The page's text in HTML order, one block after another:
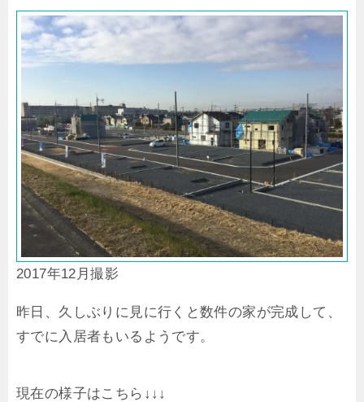
2017年12月撮影
昨日、久しぶりに見に行くと数件の家が完成して、
すでに入居者もいるようです。
現在の様子はこちら↓↓↓